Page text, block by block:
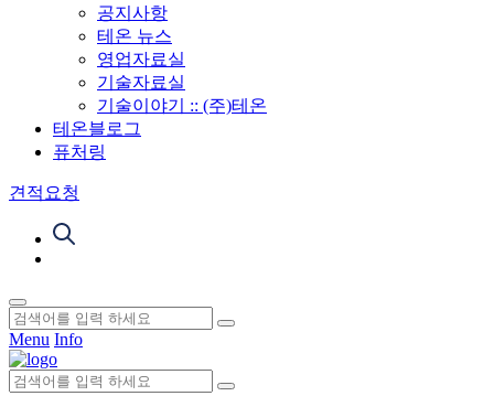
공지사항
테온 뉴스
영업자료실
기술자료실
기술이야기 :: (주)테온
테온블로그
퓨처링
견적요청
Menu Info